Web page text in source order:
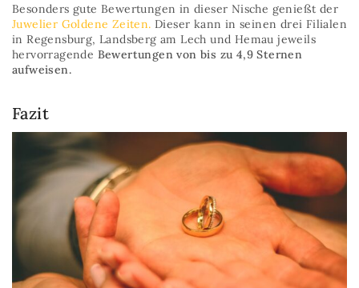
Besonders gute Bewertungen in dieser Nische genießt der
Juwelier Goldene Zeiten. Dieser kann in seinen drei Filialen
in Regensburg, Landsberg am Lech und Hemau jeweils
hervorragende Bewertungen von bis zu 4,9 Sternen
aufweisen.
Fazit